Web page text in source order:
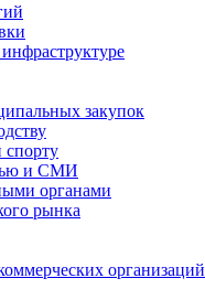
закупок
и СМИ
органами
рынка
организаций